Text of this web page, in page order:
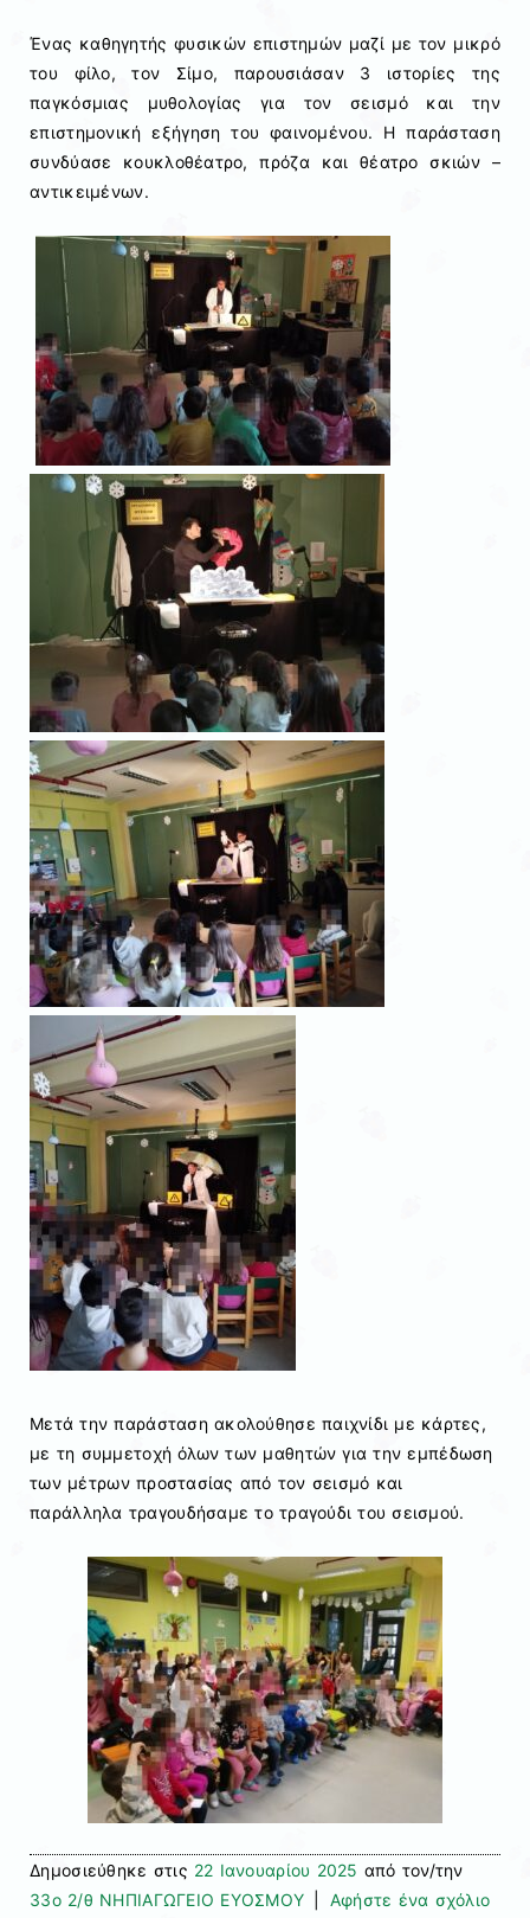
Ένας καθηγητής φυσικών επιστημών μαζί με τον μικρό
του φίλο, τον Σίμο, παρουσιάσαν 3 ιστορίες της
παγκόσμιας μυθολογίας για τον σεισμό και την
επιστημονική εξήγηση του φαινομένου. Η παράσταση
συνδύασε κουκλοθέατρο, πρόζα και θέατρο σκιών –
αντικειμένων.
Μετά την παράσταση ακολούθησε παιχνίδι με κάρτες,
με τη συμμετοχή όλων των μαθητών για την εμπέδωση
των μέτρων προστασίας από τον σεισμό και
παράλληλα τραγουδήσαμε το τραγούδι του σεισμού.
Δημοσιεύθηκε στις 22 Ιανουαρίου 2025 από τον/την
33ο 2/θ ΝΗΠΙΑΓΩΓΕΙΟ ΕΥΟΣΜΟΥ
Αφήστε ένα σχόλιο